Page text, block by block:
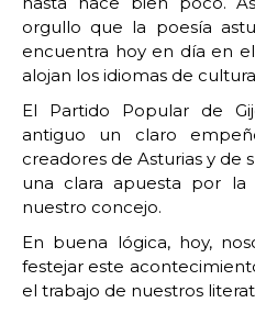
orgullo que la poesía
encuentra hoy en día en
alojan los idiomas de
El Partido Popular de
antiguo un claro
creadores de Asturias y de
una clara apuesta por la
nuestro concejo.
En buena lógica, hoy,
festejar este
el trabajo de nuestros